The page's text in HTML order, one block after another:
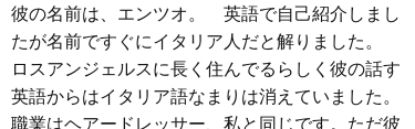
彼の名前は、エンツオ。 英語で自己紹介しまし
たが名前ですぐにイタリア人だと解りました。
ロスアンジェルスに長く住んでるらしく彼の話す
英語からはイタリア語なまりは消えていました。
職業はヘアードレッサー、私と同じです。ただ彼